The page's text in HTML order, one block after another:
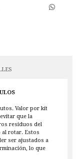
Valor por kit
que la
residuos del
al rotar. Estos
ser ajustados a
lo que